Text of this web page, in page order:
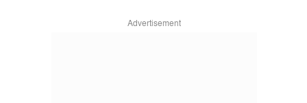
Advertisement